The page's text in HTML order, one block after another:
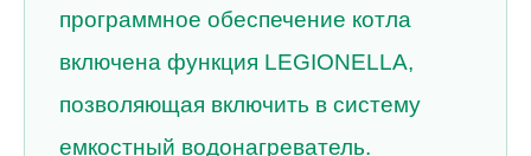
программное обеспечение котла
включена функция LEGIONELLA,
позволяющая включить в систему
емкостный водонагреватель.